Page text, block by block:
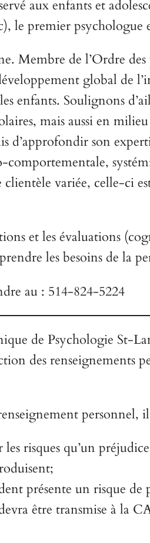
aux enfants et
le premier
Membre de l’Ordre
global de
enfants. Soulignons
mais aussi en
son
variée, celle-ci
et les évaluations
les besoins de la
au : 514-824-5224
de Psychologie St-
des renseignements
personnel,
risques qu’un
présente un risque de
être transmise à la